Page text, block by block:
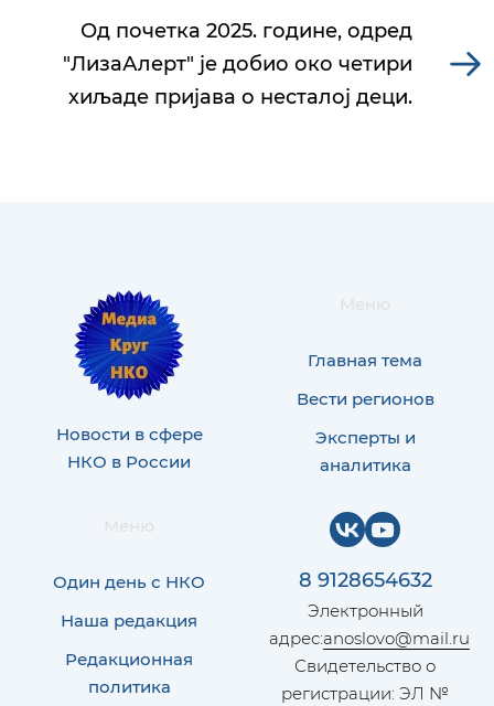
Од почетка 2025. године, одред
"ЛизаАлерт" је добио око четири
хиљаде пријава о несталој деци.
Новости в сфере
НКО в России
Меню
Главная тема
Вести регионов
Эксперты и
аналитика
Меню
Один день с НКО
Наша редакция
Редакционная
политика
8 9128654632
Электронный
адрес:anoslovo@mail.ru
Свидетельство о
регистрации: ЭЛ №